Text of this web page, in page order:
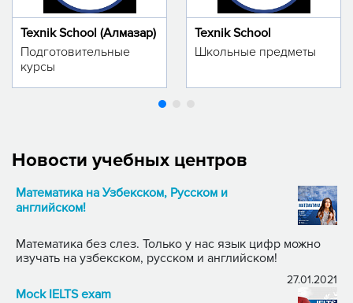
Texnik School (Алмазар)
Подготовительные
курсы
Texnik School
Школьные предметы
Новости учебных центров
Математика на Узбекском, Русском и
английском!
Математика без слез. Только у нас язык цифр можно
изучать на узбекском, русском и английском!
27.01.2021
Mock IELTS exam